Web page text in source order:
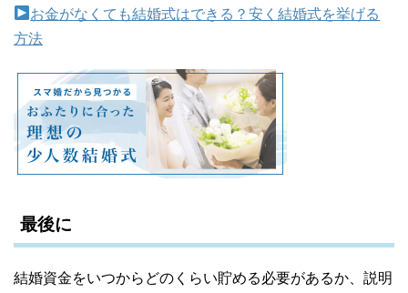
お金がなくても結婚式はできる？安く結婚式を挙げる
方法
最後に
結婚資金をいつからどのくらい貯める必要があるか、説明